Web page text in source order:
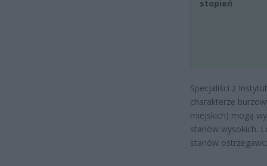
stopień
Specjaliści z
charakterze
miejskich) mogą
stanów wysokich.
stanów